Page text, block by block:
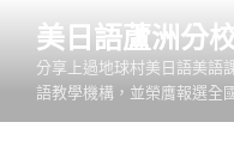
內
美日語蘆洲分
分享上過地球村美日語美語
語教學機構，並榮膺報選全